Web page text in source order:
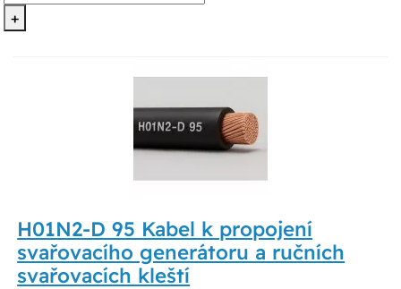
+
H01N2-D 95 Kabel k propojení
svařovacího generátoru a ručních
svařovacích kleští